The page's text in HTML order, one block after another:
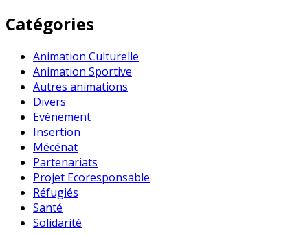
Catégories
Animation Culturelle
Animation Sportive
Autres animations
Divers
Evénement
Insertion
Mécénat
Partenariats
Projet Ecoresponsable
Réfugiés
Santé
Solidarité